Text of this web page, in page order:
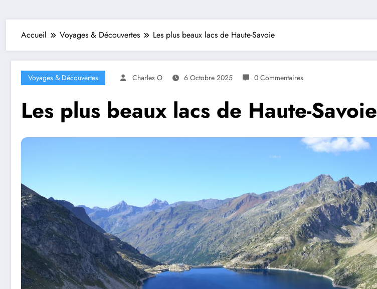
Accueil Voyages & Découvertes Les plus beaux lacs de Haute-Savoie
Voyages & Découvertes Charles O 6 Octobre 2025 0 Commentaires
Les plus beaux lacs de Haute-Savoie